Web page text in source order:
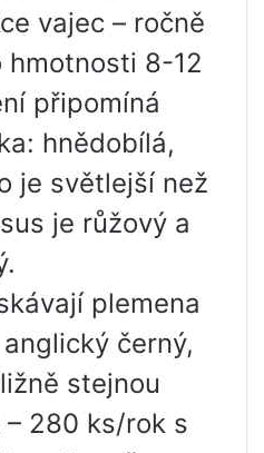
vajec – ročně
hmotnosti 8-12
připomíná
hnědobílá,
je světlejší než
je růžový a
plemena
černý,
stejnou
280 ks/rok s